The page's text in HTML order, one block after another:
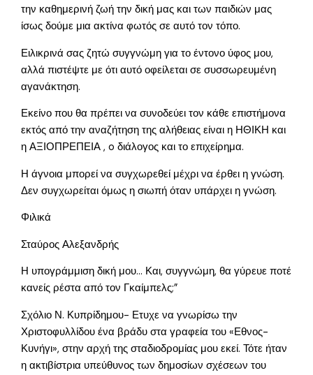
την καθημερινή ζωή την δική μας και των παιδιών μας
ίσως δούμε μια ακτίνα φωτός σε αυτό τον τόπο.
Ειλικρινά σας ζητώ συγγνώμη για το έντονο ύφος μου,
αλλά πιστέψτε με ότι αυτό οφείλεται σε συσσωρευμένη
αγανάκτηση.
Εκείνο που θα πρέπει να συνοδεύει τον κάθε επιστήμονα
εκτός από την αναζήτηση της αλήθειας είναι η ΗΘΙΚΗ και
η ΑΞΙΟΠΡΕΠΕΙΑ , o διάλογος και το επιχείρημα.
Η άγνοια μπορεί να συγχωρεθεί μέχρι να έρθει η γνώση.
Δεν συγχωρείται όμως η σιωπή όταν υπάρχει η γνώση.
Φιλικά
Σταύρος Αλεξανδρής
Η υπογράμμιση δική μου… Και, συγγνώμη, θα γύρευε ποτέ
κανείς ρέστα από τον Γκαίμπελς;”
Σχόλιο Ν. Κυπρίδημου- Ετυχε να γνωρίσω την
Χριστοφυλλίδου ένα βράδυ στα γραφεία του «Εθνος-
Κυνήγι», στην αρχή της σταδιοδρομίας μου εκεί. Τότε ήταν
η ακτιβίστρια υπεύθυνος των δημοσίων σχέσεων του